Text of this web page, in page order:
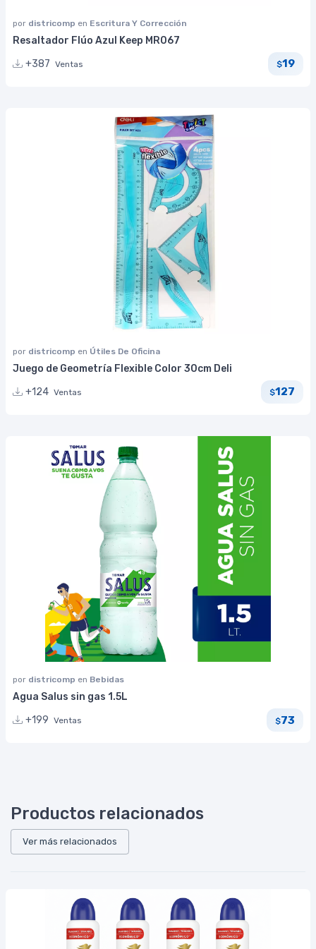
por districomp en Escritura Y Corrección
Resaltador Flúo Azul Keep MR067
+387 Ventas $19
por districomp en Útiles De Oficina
Juego de Geometría Flexible Color 30cm Deli
+124 Ventas $127
por districomp en Bebidas
Agua Salus sin gas 1.5L
+199 Ventas $73
Productos relacionados
Ver más relacionados